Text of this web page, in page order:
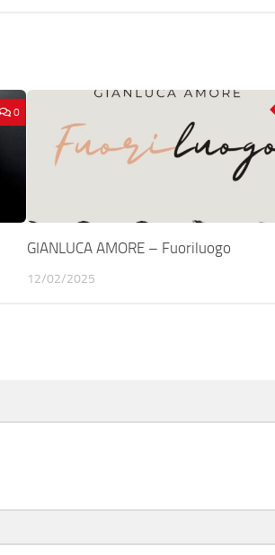
0
GIANLUCA AMORE – Fuoriluogo
12/02/2025